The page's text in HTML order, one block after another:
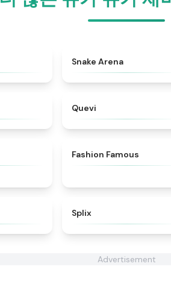
Snake Arena
Quevi
Fashion Famous
Splix
Advertisement